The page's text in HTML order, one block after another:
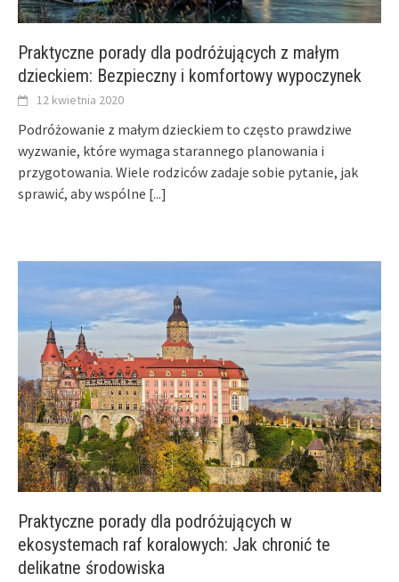
Praktyczne porady dla podróżujących z małym
dzieckiem: Bezpieczny i komfortowy wypoczynek
12 kwietnia 2020
Podróżowanie z małym dzieckiem to często prawdziwe
wyzwanie, które wymaga starannego planowania i
przygotowania. Wiele rodziców zadaje sobie pytanie, jak
sprawić, aby wspólne [...]
Praktyczne porady dla podróżujących w
ekosystemach raf koralowych: Jak chronić te
delikatne środowiska